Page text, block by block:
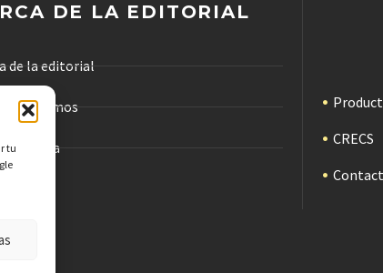
tu
DE LA EDITORIAL
de la editorial
trabajamos
de ética
CRECS